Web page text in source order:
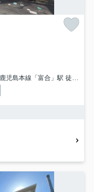
鹿児島本線「富合」駅 徒歩9分